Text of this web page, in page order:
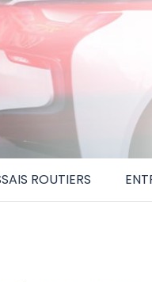
ROUTIERS